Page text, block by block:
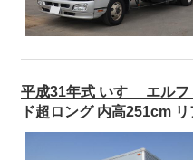
平成31年式 いすゞ エル
ド超ロング 内高251cm
150馬力 【準中型免許対